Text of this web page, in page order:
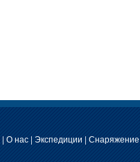
| О нас| Экспедиции | Снаряжение